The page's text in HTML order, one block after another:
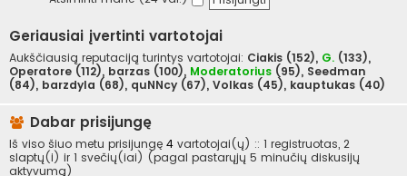
Geriausiai įvertinti vartotojai
Aukščiausią reputaciją turintys vartotojai: Ciakis (152), G. (133),
Operatore (112), barzas (100), Moderatorius (95), Seedman
(84), barzdyla (68), quNNcy (67), Volkas (45), kauptukas (40)
Dabar prisijungę
Iš viso šiuo metu prisijungę 4 vartotojai(ų) :: 1 registruotas, 2
slaptų(i) ir 1 svečių(iai) (pagal pastarųjų 5 minučių diskusijų
aktyvumą)